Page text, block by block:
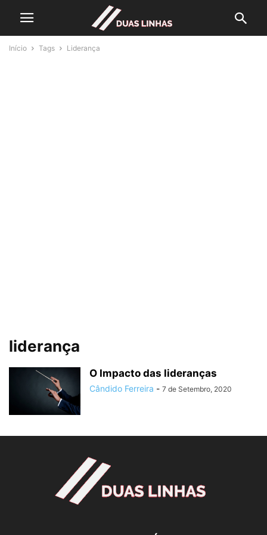
Início Tags Liderança
liderança
O Impacto das lideranças
Cândido Ferreira - 7 de Setembro, 2020